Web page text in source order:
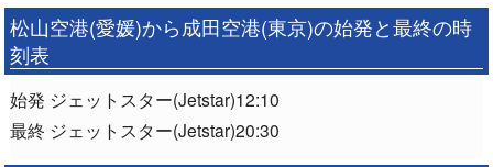
松山空港(愛媛)から成田空港(東京)の始発と最終の時
刻表
始発 ジェットスター(Jetstar)12:10
最終 ジェットスター(Jetstar)20:30